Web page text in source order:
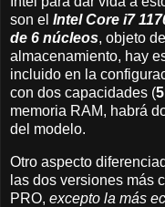
son el Intel Core i7
de 6 núcleos, objeto
almacenamiento, hay
incluido en la
con dos capacidades (
memoria RAM, habrá
del modelo.
Otro aspecto
las dos versiones más
PRO, excepto la más